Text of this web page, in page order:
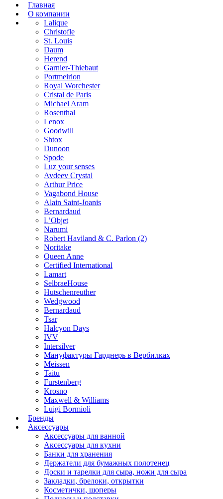
Главная
О компании
Lalique
Christofle
St. Louis
Daum
Herend
Garnier-Thiebaut
Portmeirion
Royal Worchester
Cristal de Paris
Michael Aram
Rosenthal
Lenox
Goodwill
Shtox
Dunoon
Spode
Luz your senses
Avdeev Crystal
Arthur Price
Vagabond House
Alain Saint-Joanis
Bernardaud
L’Objet
Narumi
Robert Haviland & C. Parlon (2)
Noritakе
Queen Anne
Certified International
Lamart
SelbraeHouse
Hutschenreuther
Wedgwood
Bernardaud
Tsar
Halcyon Days
IVV
Intersilver
Мануфактуры Гарднерь в Вербилках
Meissen
Taitu
Furstenberg
Krosno
Maxwell & Williams
Luigi Bormioli
Бренды
Аксессуары
Аксессуары для ванной
Аксессуары для кухни
Банки для хранения
Держатели для бумажных полотенец
Доски и тарелки для сыра, ножи для сыра
Закладки, брелоки, открытки
Косметички, шоперы